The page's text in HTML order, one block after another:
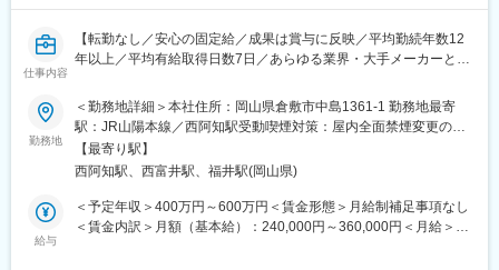
■組織構成：
現在のメンバーは計9名。40代のベテラン社員数名のほか、新卒
入社者を含めた20代の若手メンバーが中心となり活躍していま
す。
■当社の特徴：
FA化の発展によるトータルシステムの提案や制御機器の販売を行
っている同社。工場の制御システムを支えるプロ集団として、制
御盤・装置の自社設計も手掛けています。今まで岡山にて倉敷の
縁の下の力持ちの役割を担ってきたと言えます。合言葉は「顧客
第一主義」で、全てのお客様の理想を実現することを理想として
仕事内容
【転勤なし／安心の固定給／成果は賞与に反映／平均勤続年数12
年以上／平均有給取得日数7日／あらゆる業界・大手メーカーと多
■業務内容：
・フォークリフトを使用した入出庫作業、荷役作業および在庫配
置の最適化
・玉掛け作業による重量物の安全な荷役、クレーンとの連携によ
る効率的な搬送
・床上操作式クレーンを用いた大型資材・製品の移動および積み
勤務地
＜勤務地詳細＞本社住所：岡山県倉敷市中島1361-1 勤務地最寄
駅：JR山陽本線／西阿知駅受動喫煙対策：屋内全面禁煙変更の範
囲：無
【最寄り駅】
西阿知駅、西富井駅、福井駅(岡山県)
給与
＜予定年収＞400万円～600万円＜賃金形態＞月給制補足事項なし
＜賃金内訳＞月額（基本給）：240,000円～360,000円＜月給＞